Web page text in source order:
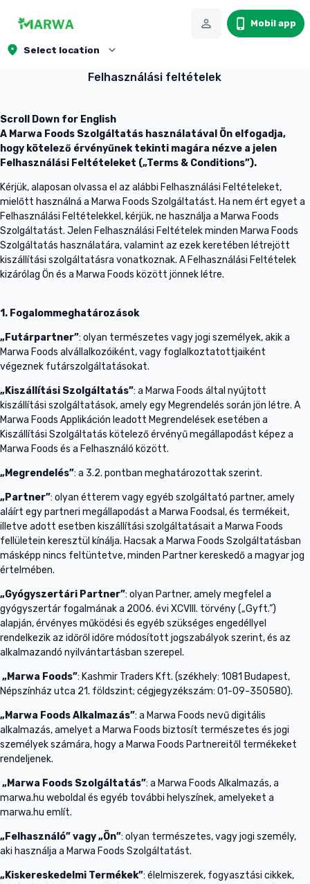
Mobil app
Select location
Felhasználási feltételek
Scroll Down for English
A Marwa Foods Szolgáltatás használatával Ön elfogadja,
hogy kötelező érvényűnek tekinti magára nézve a jelen
Felhasználási Feltételeket („Terms & Conditions”).
Kérjük, alaposan olvassa el az alábbi Felhasználási Feltételeket,
mielőtt használná a Marwa Foods Szolgáltatást. Ha nem ért egyet a
Felhasználási Feltételekkel, kérjük, ne használja a Marwa Foods
Szolgáltatást. Jelen Felhasználási Feltételek minden Marwa Foods
Szolgáltatás használatára, valamint az ezek keretében létrejött
kiszállítási szolgáltatásra vonatkoznak. A Felhasználási Feltételek
kizárólag Ön és a Marwa Foods között jönnek létre.
1. Fogalommeghatározások
„Futárpartner”: olyan természetes vagy jogi személyek, akik a
Marwa Foods alvállalkozóiként, vagy foglalkoztatottjaiként
végeznek futárszolgáltatásokat.
„Kiszállítási Szolgáltatás”: a Marwa Foods által nyújtott
kiszállítási szolgáltatások, amely egy Megrendelés során jön létre. A
Marwa Foods Applikáción leadott Megrendelések esetében a
Kiszállítási Szolgáltatás kötelező érvényű megállapodást képez a
Marwa Foods és a Felhasználó között.
„Megrendelés”: a 3.2. pontban meghatározottak szerint.
„Partner”: olyan étterem vagy egyéb szolgáltató partner, amely
aláírt egy partneri megállapodást a Marwa Foodsal, és termékeit,
illetve adott esetben kiszállítási szolgáltatásait a Marwa Foods
fellületein keresztül kínálja. Hacsak a Marwa Foods Szolgáltatásban
másképp nincs feltüntetve, minden Partner kereskedő a magyar jog
értelmében.
„Gyógyszertári Partner”: olyan Partner, amely megfelel a
gyógyszertár fogalmának a 2006. évi XCVIII. törvény („Gyft.”)
alapján, érvényes működési és egyéb szükséges engedéllyel
rendelkezik az időről időre módosított jogszabályok szerint, és az
alkalmazandó nyilvántartásban szerepel.
„Marwa Foods”: Kashmir Traders Kft. (székhely: 1081 Budapest,
Népszínház utca 21. földszint; cégjegyzékszám: 01-09-350580).
„Marwa Foods Alkalmazás”: a Marwa Foods nevű digitális
alkalmazás, amelyet a Marwa Foods biztosít természetes és jogi
személyek számára, hogy a Marwa Foods Partnereitől termékeket
rendeljenek.
„Marwa Foods Szolgáltatás”: a Marwa Foods Alkalmazás, a
marwa.hu weboldal és egyéb további helyszínek, amelyeket a
marwa.hu említ.
„Felhasználó” vagy „Ön”: olyan természetes, vagy jogi személy,
aki használja a Marwa Foods Szolgáltatást.
„Kiskereskedelmi Termékek”: élelmiszerek, fogyasztási cikkek,